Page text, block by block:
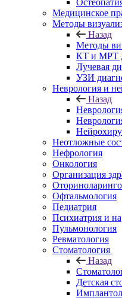
Медицинское
Методы
Назад
Методы
КТ и МРТ
Лучевая
УЗИ
Неврология и
Назад
Неотложные
Нефрология
Онкология
Организация
Офтальмология
Педиатрия
Психиатрия и
Пульмонология
Ревматология
Стоматология
Назад
Детская